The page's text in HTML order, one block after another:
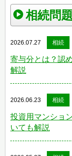
相続問
2026.07.27 相続
寄与分とは？認
解説
2026.06.23 相続
投資用マンショ
いても解説